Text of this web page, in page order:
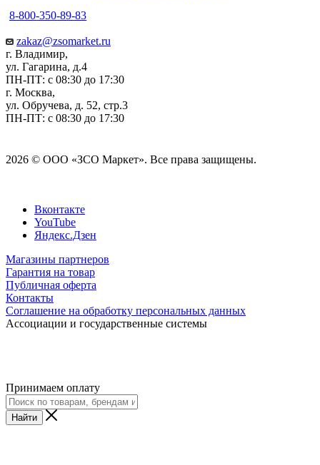
8-800-350-89-83
zakaz@zsomarket.ru
г. Владимир,
ул. Гагарина, д.4
ПН-ПТ: с 08:30 до 17:30
г. Москва,
ул. Обручева, д. 52, стр.3
ПН-ПТ: с 08:30 до 17:30
2026 © ООО «ЗСО Маркет». Все права защищены.
Вконтакте
YouTube
Яндекс.Дзен
Магазины партнеров
Гарантия на товар
Публичная оферта
Контакты
Соглашение на обработку персональных данных
Ассоциации и государственные системы
Принимаем оплату
Найти